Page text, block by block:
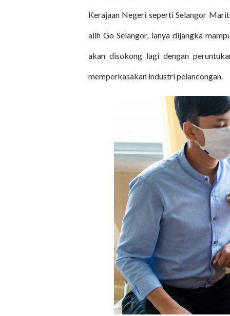
Kerajaan Negeri seperti Selangor
alih Go Selangor, ianya dijangka
akan disokong lagi dengan
memperkasakan industri pelancongan.